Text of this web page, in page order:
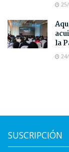
la
SUSCRIPCIÓN